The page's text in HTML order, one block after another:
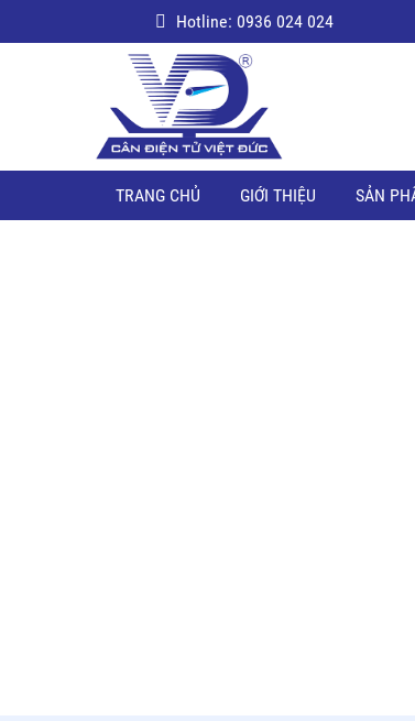
Hotline: 0936 024 024
TRANG CHỦ GIỚI THIỆU SẢN